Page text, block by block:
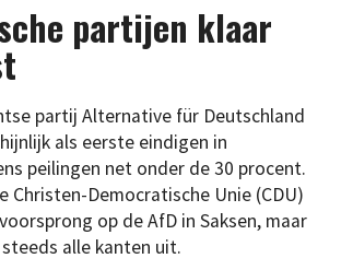
partijen klaar
partij Alternative für Deutschland
als eerste eindigen in
peilingen net onder de 30 procent.
Christen-Democratische Unie (CDU)
op de AfD in Saksen, maar
alle kanten uit.